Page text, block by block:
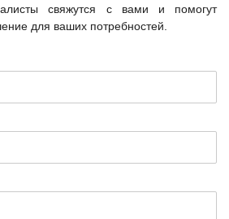
свяжутся с вами и помогут
для ваших потребностей.